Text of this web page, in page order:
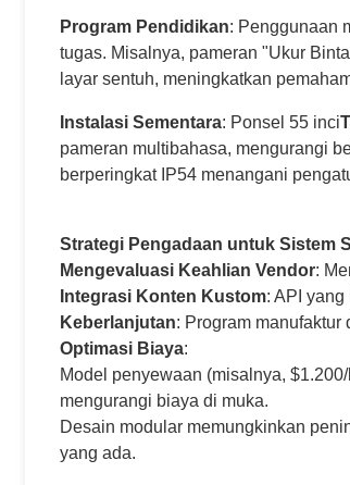
Program Pendidikan: Penggunaan
tugas. Misalnya, pameran "Ukur
layar sentuh, meningkatkan
Instalasi Sementara: Ponsel 55 inci
pameran multibahasa, mengurangi
berperingkat IP54 menangani
Strategi Pengadaan untuk Sistem
Mengevaluasi Keahlian Vendor:
Integrasi Konten Kustom: API
Keberlanjutan: Program manufaktur
Optimasi Biaya:
Model penyewaan (misalnya,
mengurangi biaya di muka.
Desain modular memungkinkan
yang ada.